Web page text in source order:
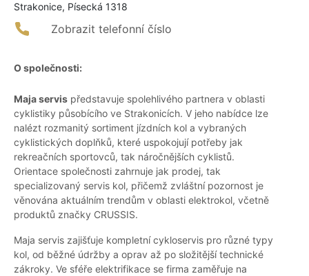
Strakonice, Písecká 1318
Zobrazit telefonní číslo
O společnosti:
Maja servis představuje spolehlivého partnera v oblasti
cyklistiky působícího ve Strakonicích. V jeho nabídce lze
nalézt rozmanitý sortiment jízdních kol a vybraných
cyklistických doplňků, které uspokojují potřeby jak
rekreačních sportovců, tak náročnějších cyklistů.
Orientace společnosti zahrnuje jak prodej, tak
specializovaný servis kol, přičemž zvláštní pozornost je
věnována aktuálním trendům v oblasti elektrokol, včetně
produktů značky CRUSSIS.
Maja servis zajišťuje kompletní cykloservis pro různé typy
kol, od běžné údržby a oprav až po složitější technické
zákroky. Ve sféře elektrifikace se firma zaměřuje na